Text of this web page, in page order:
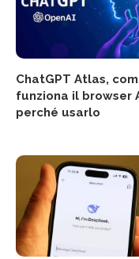
ChatGPT Atlas,
funziona il browser
perché usarlo